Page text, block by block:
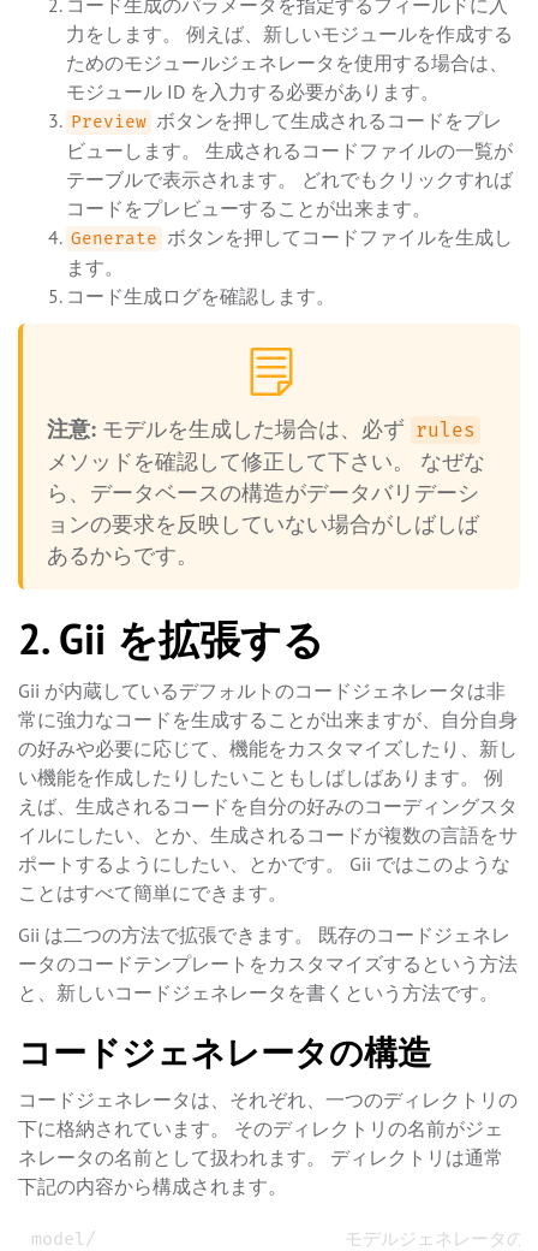
コード生成のパラメータを指定するフィールドに入
力をします。 例えば、新しいモジュールを作成する
ためのモジュールジェネレータを使用する場合は、
モジュール ID を入力する必要があります。
Preview ボタンを押して生成されるコードをプレ
ビューします。 生成されるコードファイルの一覧が
テーブルで表示されます。 どれでもクリックすれば
コードをプレビューすることが出来ます。
Generate ボタンを押してコードファイルを生成し
ます。
コード生成ログを確認します。
注意: モデルを生成した場合は、必ず rules
メソッドを確認して修正して下さい。 なぜな
ら、データベースの構造がデータバリデーシ
ョンの要求を反映していない場合がしばしば
あるからです。
2. Gii を拡張する
Gii が内蔵しているデフォルトのコードジェネレータは非
常に強力なコードを生成することが出来ますが、自分自身
の好みや必要に応じて、機能をカスタマイズしたり、新し
い機能を作成したりしたいこともしばしばあります。 例
えば、生成されるコードを自分の好みのコーディングスタ
イルにしたい、とか、生成されるコードが複数の言語をサ
ポートするようにしたい、とかです。 Gii ではこのような
ことはすべて簡単にできます。
Gii は二つの方法で拡張できます。 既存のコードジェネレ
ータのコードテンプレートをカスタマイズするという方法
と、新しいコードジェネレータを書くという方法です。
コードジェネレータの構造
コードジェネレータは、それぞれ、一つのディレクトリの
下に格納されています。 そのディレクトリの名前がジェ
ネレータの名前として扱われます。 ディレクトリは通常
下記の内容から構成されます。
model/                       モデルジェネレータのル